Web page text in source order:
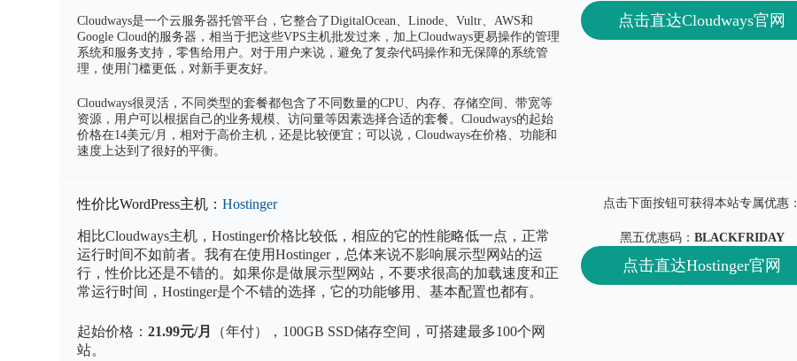
Cloudways是一个云服务器托管平台，它整合了DigitalOcean、Linode、Vultr、AWS和
Google Cloud的服务器，相当于把这些VPS主机批发过来，加上Cloudways更易操作的管理
系统和服务支持，零售给用户。对于用户来说，避免了复杂代码操作和无保障的系统管
理，使用门槛更低，对新手更友好。
Cloudways很灵活，不同类型的套餐都包含了不同数量的CPU、内存、存储空间、带宽等
资源，用户可以根据自己的业务规模、访问量等因素选择合适的套餐。Cloudways的起始
价格在14美元/月，相对于高价主机，还是比较便宜；可以说，Cloudways在价格、功能和
速度上达到了很好的平衡。
点击直达Cloudways官网
性价比WordPress主机：Hostinger
相比Cloudways主机，Hostinger价格比较低，相应的它的性能略低一点，正常
运行时间不如前者。我有在使用Hostinger，总体来说不影响展示型网站的运
行，性价比还是不错的。如果你是做展示型网站，不要求很高的加载速度和正
常运行时间，Hostinger是个不错的选择，它的功能够用、基本配置也都有。
起始价格：21.99元/月
（年付），100GB SSD储存空间，可搭建最多100个网
站。
点击下面按钮可获得本站专属优惠：
黑五优惠码： BLACKFRIDAY
点击直达Hostinger官网